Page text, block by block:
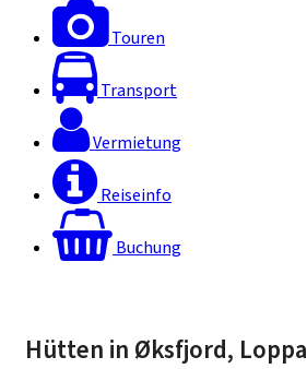
Touren
Transport
Vermietung
Reiseinfo
Buchung
Hütten in Øksfjord, Loppa